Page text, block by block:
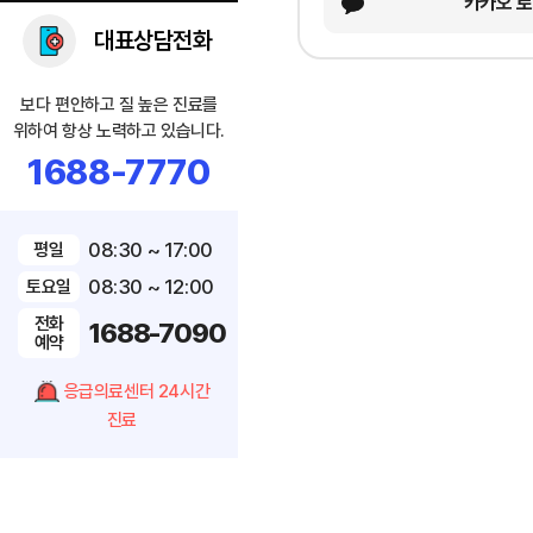
대표상담전화
보다 편안하고 질 높은 진료를
위하여 항상 노력하고 있습니다.
1688-7770
평일 08:30 ~ 17:00
토요일 08:30 ~ 12:00
전화
예약
1688-7090
응급의료센터 24시간
진료